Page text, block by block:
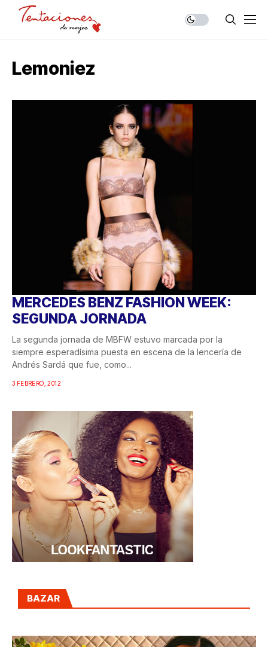
Lemoniez
MERCEDES BENZ FASHION WEEK:
SEGUNDA JORNADA
La segunda jornada de MBFW estuvo marcada por la
siempre esperadísima puesta en escena de la lencería de
Andrés Sardá que fue, como...
3 FEBRERO, 2012
BAZAR